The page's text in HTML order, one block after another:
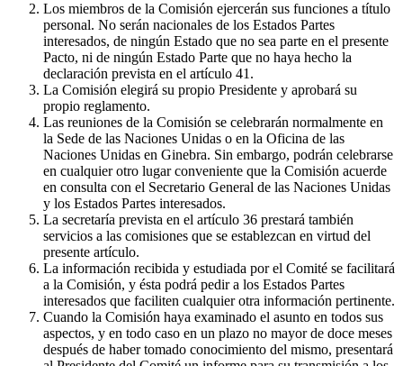
Los miembros de la Comisión ejercerán sus funciones a título
personal. No serán nacionales de los Estados Partes
interesados, de ningún Estado que no sea parte en el presente
Pacto, ni de ningún Estado Parte que no haya hecho la
declaración prevista en el artículo 41.
La Comisión elegirá su propio Presidente y aprobará su
propio reglamento.
Las reuniones de la Comisión se celebrarán normalmente en
la Sede de las Naciones Unidas o en la Oficina de las
Naciones Unidas en Ginebra. Sin embargo, podrán celebrarse
en cualquier otro lugar conveniente que la Comisión acuerde
en consulta con el Secretario General de las Naciones Unidas
y los Estados Partes interesados.
La secretaría prevista en el artículo 36 prestará también
servicios a las comisiones que se establezcan en virtud del
presente artículo.
La información recibida y estudiada por el Comité se facilitará
a la Comisión, y ésta podrá pedir a los Estados Partes
interesados que faciliten cualquier otra información pertinente.
Cuando la Comisión haya examinado el asunto en todos sus
aspectos, y en todo caso en un plazo no mayor de doce meses
después de haber tomado conocimiento del mismo, presentará